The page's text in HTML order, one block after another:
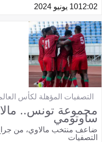
12:0210 يونيو 2024
التصفيات المؤهلة لكأس
مجموعة تونس..
ساوتومي
ضاعف منتخب مالاوي، من
التصفيات